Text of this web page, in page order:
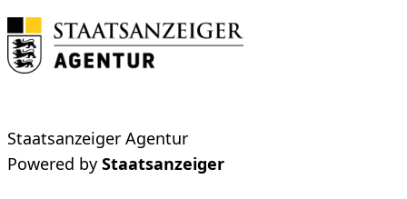
Staatsanzeiger Agentur
Powered by Staatsanzeiger